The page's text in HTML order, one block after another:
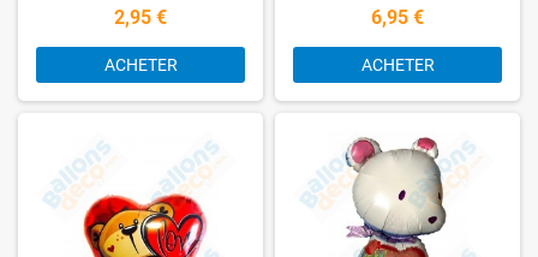
2,95 €
ACHETER
6,95 €
ACHETER